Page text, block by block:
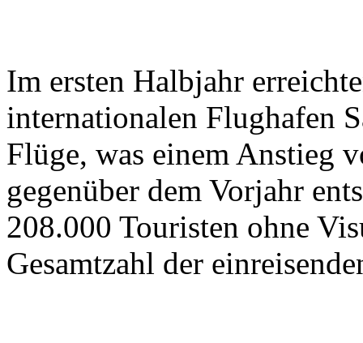
Im ersten Halbjahr
internationalen Flughafen
Flüge, was einem Anstieg
gegenüber dem Vorjahr
208.000 Touristen ohne
Gesamtzahl der